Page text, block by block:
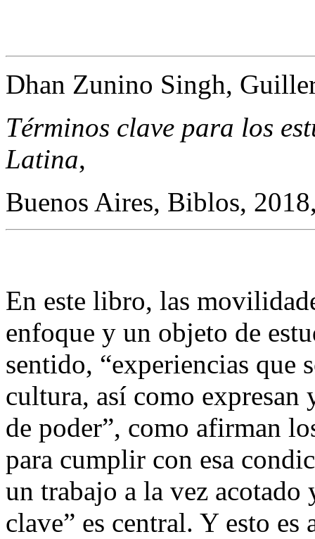
Dhan Zunino Singh,
Términos clave para los
Latina,
Buenos Aires, Biblos,
En este libro, las
enfoque y un objeto de
sentido, “experiencias que
cultura, así como expresan
de poder”, como afirman
para cumplir con esa
un trabajo a la vez acotado
clave” es central. Y esto